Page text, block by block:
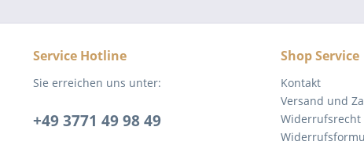
Service Hotline
Sie erreichen uns unter:
+49 3771 49 98 49
Shop Service
Kontakt
Versand und
Widerrufsrecht